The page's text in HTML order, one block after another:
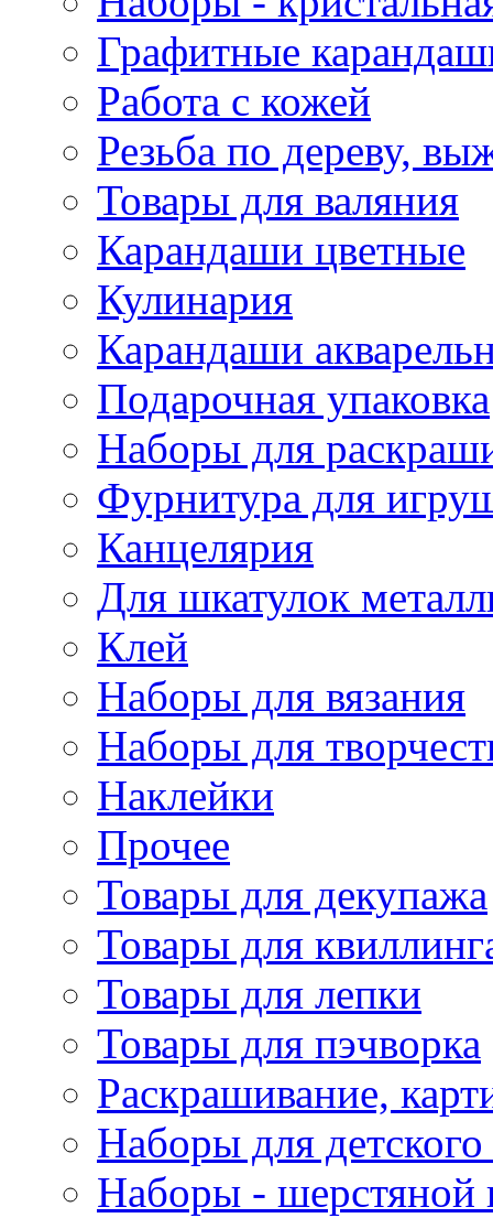
Графитные
Работа с кожей
Резьба по дереву,
Товары для валяния
Карандаши цветные
Кулинария
Карандаши
Подарочная упаковка
Наборы для
Фурнитура для
Канцелярия
Для шкатулок
Клей
Наборы для вязания
Наборы для
Наклейки
Прочее
Товары для декупажа
Товары для
Товары для лепки
Товары для пэчворка
Раскрашивание,
Наборы для
Наборы - шерстяной